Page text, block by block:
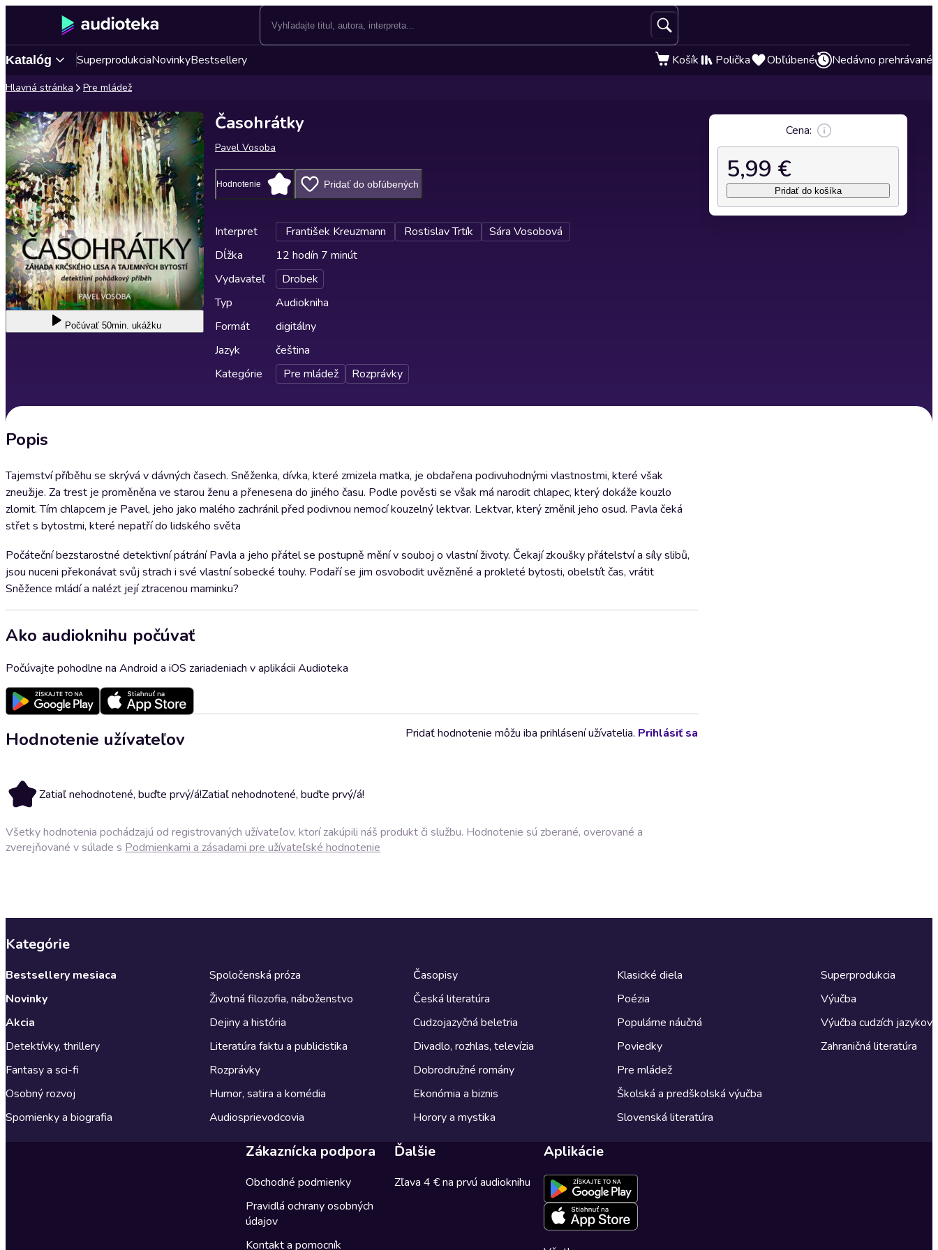
Katalóg SuperprodukciaNovinkyBestsellery Košík Polička Obľúbené Nedávno prehrávané
Hlavná stránka Pre mládež
Počúvať 50min. ukážku
Časohrátky
Pavel Vosoba
Hodnotenie Pridať do obľúbených
Interpret František Kreuzmann Rostislav Trtík
Sára Vosobová
Dĺžka
12 hodín 7 minút
Vydavateľ
Drobek
Typ
Audiokniha
Formát
digitálny
Jazyk
čeština
Kategórie
Pre mládež Rozprávky
Popis
Tajemství příběhu se skrývá v dávných časech. Sněženka, dívka, které zmizela matka, je obdařena podivuhodnými vlastnostmi, které však
zneužije. Za trest je proměněna ve starou ženu a přenesena do jiného času. Podle pověsti se však má narodit chlapec, který dokáže kouzlo
zlomit. Tím chlapcem je Pavel, jeho jako malého zachránil před podivnou nemocí kouzelný lektvar. Lektvar, který změnil jeho osud. Pavla čeká
střet s bytostmi, které nepatří do lidského světa
Počáteční bezstarostné detektivní pátrání Pavla a jeho přátel se postupně mění v souboj o vlastní životy. Čekají zkoušky přátelství a síly slibů,
jsou nuceni překonávat svůj strach i své vlastní sobecké touhy. Podaří se jim osvobodit uvězněné a prokleté bytosti, obelstít čas, vrátit
Sněžence mládí a nalézt její ztracenou maminku?
Ako audioknihu počúvať
Počúvajte pohodlne na Android a iOS zariadeniach v aplikácii Audioteka
Hodnotenie užívateľov
Zatiaľ nehodnotené, buďte prvý/á!Zatiaľ nehodnotené, buďte prvý/á!
Pridať hodnotenie môžu iba prihlásení užívatelia. Prihlásiť sa
Všetky hodnotenia pochádzajú od registrovaných užívateľov, ktorí zakúpili náš produkt či službu. Hodnotenie sú zberané, overované a
zverejňované v súlade s Podmienkami a zásadami pre užívateľské hodnotenie
Cena:
5,99 €
Pridať do košíka
Kategórie
Bestsellery mesiaca
Novinky
Akcia
Detektívky, thrillery
Fantasy a sci-fi
Osobný rozvoj
Spomienky a biografia
Spoločenská próza
Životná filozofia, náboženstvo
Dejiny a história
Literatúra faktu a publicistika
Rozprávky
Humor, satira a komédia
Audiosprievodcovia
Časopisy
Česká literatúra
Cudzojazyčná beletria
Divadlo, rozhlas, televízia
Dobrodružné romány
Ekonómia a biznis
Horory a mystika
Klasické diela
Poézia
Populárne náučná
Poviedky
Pre mládež
Školská a predškolská výučba
Slovenská literatúra
Superprodukcia
Výučba
Výučba cudzích jazykov
Zahraničná literatúra
Zákaznícka podpora
Obchodné podmienky
Pravidlá ochrany osobných
údajov
Kontakt a pomocník
Ďalšie
Zľava 4 € na prvú audioknihu
Aplikácie